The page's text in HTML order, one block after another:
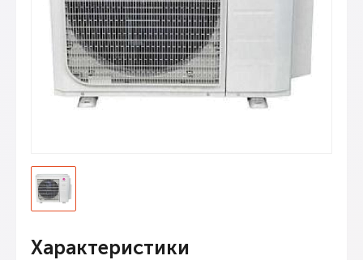
Характеристики